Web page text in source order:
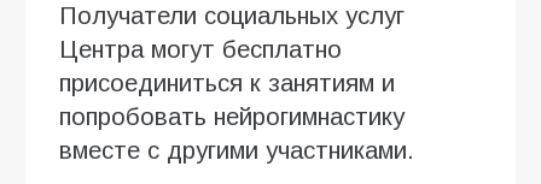
Получатели социальных услуг
Центра могут бесплатно
присоединиться к занятиям и
попробовать нейрогимнастику
вместе с другими участниками.